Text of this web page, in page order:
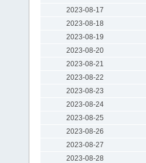
2023-08-17
2023-08-18
2023-08-19
2023-08-20
2023-08-21
2023-08-22
2023-08-23
2023-08-24
2023-08-25
2023-08-26
2023-08-27
2023-08-28